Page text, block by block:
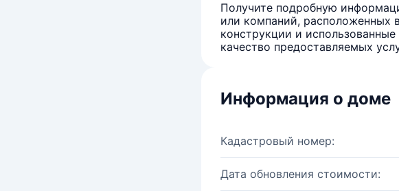
Получите подробную
или компаний, расположенных
конструкции и
качество предоставляемых
Информация о доме
Кадастровый номер:
Дата обновления стоимости: